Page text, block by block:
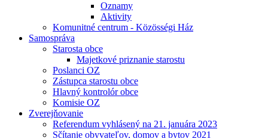
Oznamy
Aktivity
Komunitné centrum - Közösségi Ház
Samospráva
Starosta obce
Majetkové priznanie starostu
Poslanci OZ
Zástupca starostu obce
Hlavný kontrolór obce
Komisie OZ
Zverejňovanie
Referendum vyhlásený na 21. januára 2023
Sčítanie obyvateľov, domov a bytov 2021